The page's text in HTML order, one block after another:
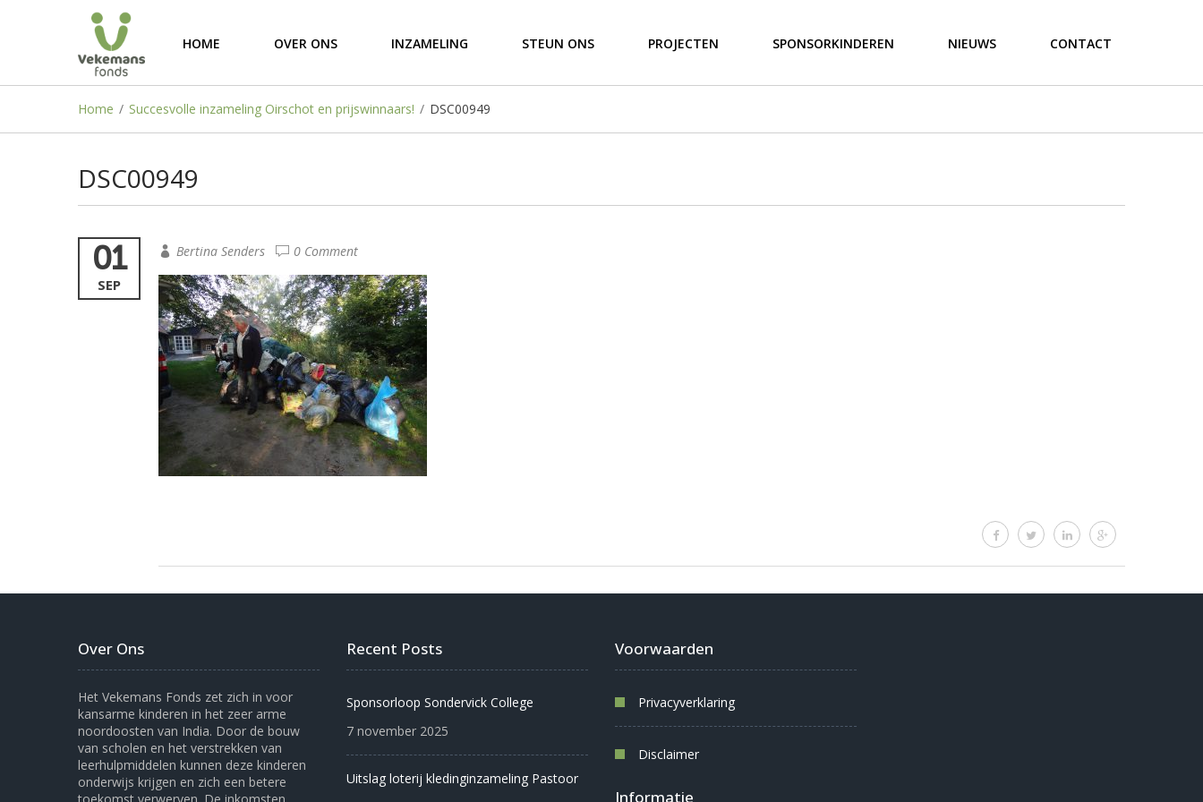
HOME OVER ONS INZAMELING STEUN ONS PROJECTEN SPONSORKINDEREN NIEUWS CONTACT
Home / Succesvolle inzameling Oirschot en prijswinnaars! / DSC00949
DSC00949
01
SEP
Bertina Senders 0 Comment
Over Ons
Het Vekemans Fonds zet zich in voor
kansarme kinderen in het zeer arme
noordoosten van India. Door de bouw
van scholen en het verstrekken van
leerhulpmiddelen kunnen deze kinderen
onderwijs krijgen en zich een betere
Recent Posts
Sponsorloop Sondervick College
7 november 2025
Uitslag loterij kledinginzameling Pastoor
Voorwaarden
Privacyverklaring
Disclaimer
Informatie